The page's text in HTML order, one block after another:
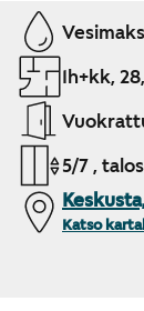
Näytetään dia 1 / 1
1h+kk,
5/7 ,
Katso